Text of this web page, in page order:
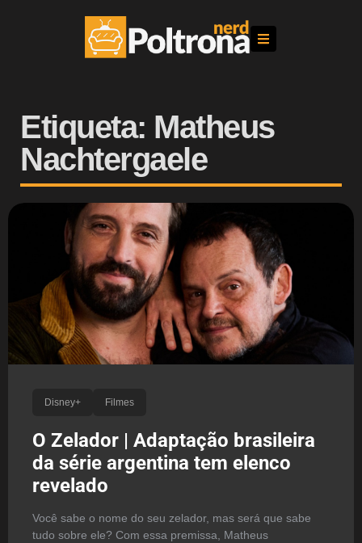
Etiqueta: Matheus
Nachtergaele
Disney+ Filmes
O Zelador | Adaptação brasileira
da série argentina tem elenco
revelado
Você sabe o nome do seu zelador, mas será que sabe
tudo sobre ele? Com essa premissa, Matheus